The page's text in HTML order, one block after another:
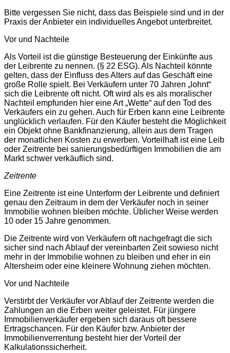
Bitte vergessen Sie nicht, dass das Beispiele sind und in der
Praxis der Anbieter ein individuelles Angebot unterbreitet.
Vor und Nachteile
Als Vorteil ist die günstige Besteuerung der Einkünfte aus
der Leibrente zu nennen. (§ 22 ESG). Als Nachteil könnte
gelten, dass der Einfluss des Alters auf das Geschäft eine
große Rolle spielt. Bei Verkäufern unter 70 Jahren „lohnt“
sich die Leibrente oft nicht. Oft wird als es als moralischer
Nachteil empfunden hier eine Art „Wette“ auf den Tod des
Verkäufers ein zu gehen. Auch für Erben kann eine Leibrente
unglücklich verlaufen. Für den Käufer besteht die Möglichkeit
ein Objekt ohne Bankfinanzierung, allein aus dem Tragen
der monatlichen Kosten zu erwerben. Vorteilhaft ist eine Leib
oder Zeitrente bei sanierungsbedürftigen Immobilien die am
Markt schwer verkäuflich sind.
Zeitrente
Eine Zeitrente ist eine Unterform der Leibrente und definiert
genau den Zeitraum in dem der Verkäufer noch in seiner
Immobilie wohnen bleiben möchte. Üblicher Weise werden
10 oder 15 Jahre genommen.
Die Zeitrente wird von Verkäufern oft nachgefragt die sich
sicher sind nach Ablauf der vereinbarten Zeit sowieso nicht
mehr in der Immobilie wohnen zu bleiben und eher in ein
Altersheim oder eine kleinere Wohnung ziehen möchten.
Vor und Nachteile
Verstirbt der Verkäufer vor Ablauf der Zeitrente werden die
Zahlungen an die Erben weiter geleistet. Für jüngere
Immobilienverkäufer ergeben sich daraus oft bessere
Ertragschancen. Für den Käufer bzw. Anbieter der
Immobilienverrentung besteht hier der Vorteil der
Kalkulationssicherheit.